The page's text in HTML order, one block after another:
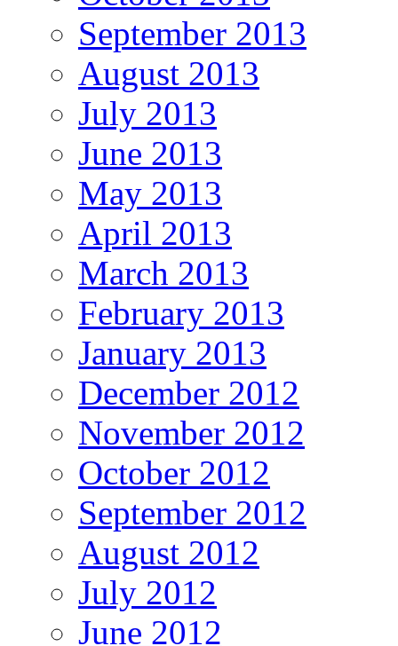
September 2013
August 2013
July 2013
June 2013
May 2013
April 2013
March 2013
February 2013
January 2013
December 2012
November 2012
October 2012
September 2012
August 2012
July 2012
June 2012